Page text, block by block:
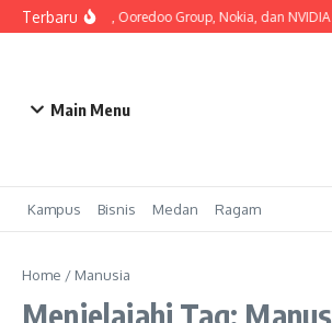
Lewati ke konten
TerbaruIndosat, Ooredoo Group, Nokia, dan
Main Menu
Kampus Bisnis Medan Ragam
Home / Manusia
Menjelajahi Tag: